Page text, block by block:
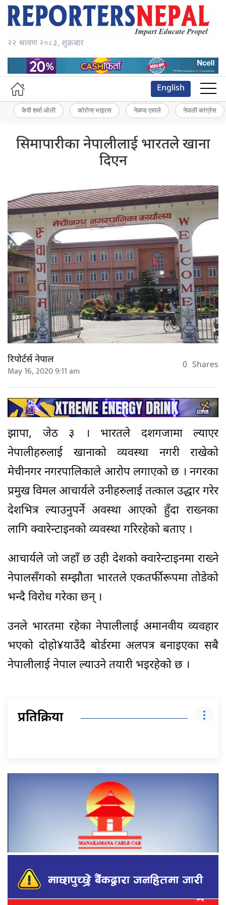
२२ श्रावण २०८३, शुक्रबार
English
केपी शर्मा ओली कोरोना भाइरस नेकपा एमाले नेपाली कांग्रेस
सिमापारीका नेपालीलाई भारतले खाना
दिएन
रिपोर्टर्स नेपाल
May 16, 2020 9:11 am 0 Shares
झापा, जेठ ३ । भारतले दशगजामा ल्याएर
नेपालीहरुलाई खानाको व्यवस्था नगरी राखेको
मेचीनगर नगरपालिकाले आरोप लगाएको छ । नगरका
प्रमुख विमल आचार्यले उनीहरुलाई तत्काल उद्धार गरेर
देशभित्र ल्याउनुपर्ने अवस्था आएको हुँदा राख्नका
लागि क्वारेन्टाइनको व्यवस्था गरिरहेको बताए ।
आचार्यले जो जहाँ छ उही देशको क्वारेन्टाइनमा राख्ने
नेपालसँगको सम्झौता भारतले एकतर्फीरूपमा तोडेको
भन्दै विरोध गरेका छन् ।
उनले भारतमा रहेका नेपालीलाई अमानवीय व्यवहार
भएको दोहो¥याउँदै बोर्डरमा अलपत्र बनाइएका सबै
नेपालीलाई नेपाल ल्याउने तयारी भइरहेको छ ।
प्रतिक्रिया